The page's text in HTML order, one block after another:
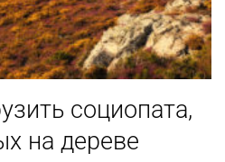
социопата,
на дереве